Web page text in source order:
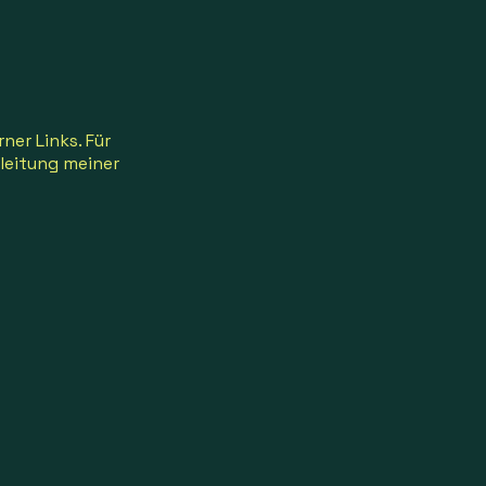
Links. Für
meiner